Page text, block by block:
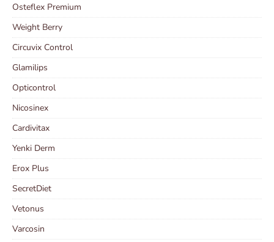
Osteflex Premium
Weight Berry
Circuvix Control
Glamilips
Opticontrol
Nicosinex
Cardivitax
Yenki Derm
Erox Plus
SecretDiet
Vetonus
Varcosin